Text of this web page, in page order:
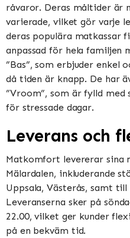
råvaror. Deras måltider är
varierade, vilket gör varje
deras populära matkassar
anpassad för hela familjen
”Bas”, som erbjuder enkel
då tiden är knapp. De har
”Vroom”, som är fylld
för stressade dagar​​​​.
Leverans och
Matkomfort levererar sina
Mälardalen, inkluderande
Uppsala, Västerås, samt
Leveranserna sker på
22.00, vilket ger kunder
på en bekväm tid​​​​.